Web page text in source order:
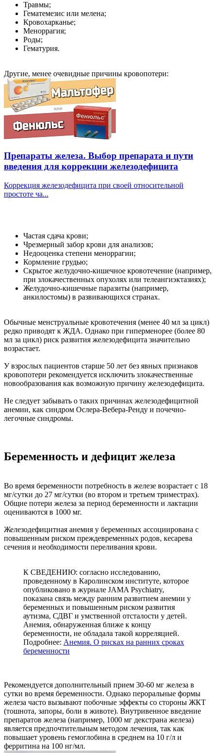
Травмы;
Гематемезис или мелена;
Кровохарканье;
Меноррагия;
Роды;
Гематурия.
Другие, менее очевидные причины кровопотери:
Препараты железа. Выбор препарата и пути
введения для коррекции железодефицита
Коррекция железодефицита при своей относительной
простоте ча...
Частая сдача крови;
Чрезмерный забор крови для анализов;
Недооценка степени меноррагии;
Кормление грудью;
Скрытое желудочно-кишечное кровотечение (например,
при злокачественных опухолях или телеангиэктазиях);
Желудочно-кишечные паразиты (например,
анкилостомы) в развивающихся странах.
Обычные менструальные кровотечения (менее 40 мл за цикл)
редко приводят к ЖДА. Однако при гиперменорее (более 80
мл за цикл) риск развития железодефицита значительно
возрастает.
У взрослых пациентов старше 50 лет без явных признаков
кровопотери рекомендуется исключить злокачественные
новообразования как возможную причину железодефицита.
Не следует забывать о таких причинах железодефицитной
анемии, как синдром Ослера-Вебера-Ренду и почечно-
легочные синдромы.
Беременность и дефицит железа
Во время беременности потребность в железе возрастает с 18
мг/сутки до 27 мг/сутки (во втором и третьем триместрах).
Общие потери железа за период беременности и лактации
оцениваются в 1000 мг.
Железодефицитная анемия у беременных ассоциирована с
повышенным риском преждевременных родов, кесарева
сечения и необходимости переливания крови.
К СВЕДЕНИЮ: согласно исследованию,
проведенному в Каролинском институте, которое
опубликовано в журнале JAMA Psychiatry,
показана связь между ранним развитием анемии у
беременных и повышенным риском развития
аутизма, СДВГ и умственной отсталости у детей.
Анемия, обнаруженная ближе к концу
беременности, не обладала такой корреляцией.
Подробнее: Анемия. О рисках на ранних сроках
беременности
Рекомендуется дополнительный прием 30-60 мг железа в
сутки во время беременности. Однако пероральные формы
железа часто вызывают побочные эффекты со стороны ЖКТ
(тошнота, запоры, боли в животе). Внутривенное введение
препаратов железа (например, 1000 мг декстрана железа)
является предпочтительным методом лечения, так как
повышает уровень гемоглобина в среднем на 10 г/л и
ферритина на 100 нг/мл.